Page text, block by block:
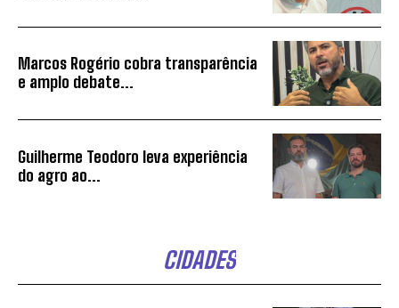
Marcos Rogério cobra transparência
e amplo debate...
Guilherme Teodoro leva experiência
do agro ao...
CIDADES